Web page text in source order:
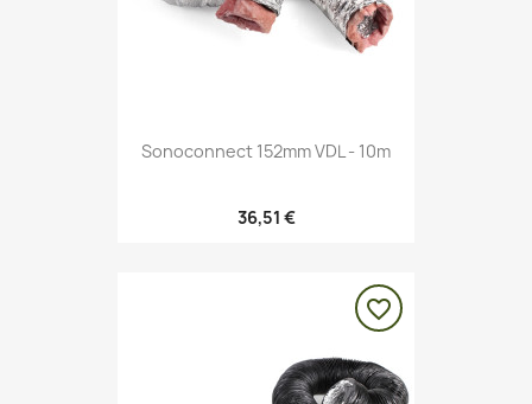
Sonoconnect 152mm VDL - 10m
36,51 €
favorite_border